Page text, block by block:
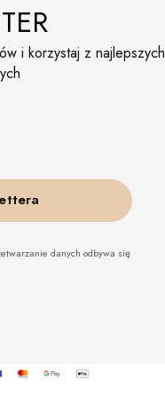
i korzystaj z najlepszych
danych odbywa się